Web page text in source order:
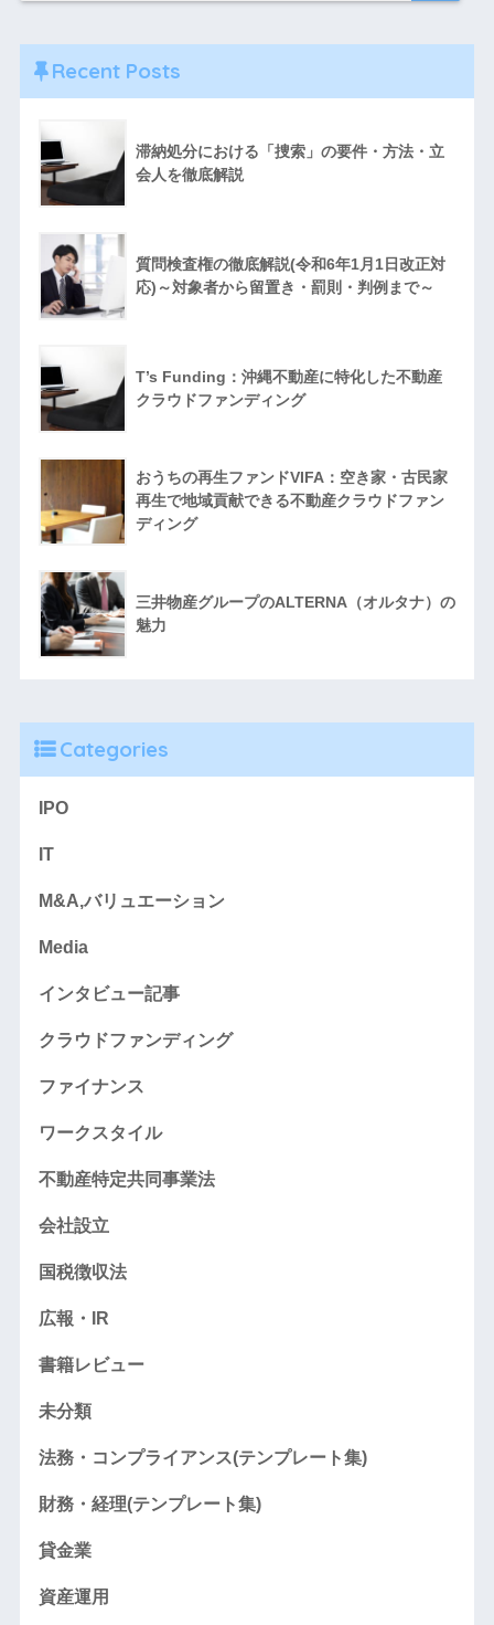
Recent Posts
滞納処分における「捜索」の要件・方法・立
会人を徹底解説
質問検査権の徹底解説(令和6年1月1日改正対
応)～対象者から留置き・罰則・判例まで～
T’s Funding：沖縄不動産に特化した不動産
クラウドファンディング
おうちの再生ファンドVIFA：空き家・古民家
再生で地域貢献できる不動産クラウドファン
ディング
三井物産グループのALTERNA（オルタナ）の
魅力
Categories
IPO
IT
M&A,バリュエーション
Media
インタビュー記事
クラウドファンディング
ファイナンス
ワークスタイル
不動産特定共同事業法
会社設立
国税徴収法
広報・IR
書籍レビュー
未分類
法務・コンプライアンス(テンプレート集)
財務・経理(テンプレート集)
貸金業
資産運用